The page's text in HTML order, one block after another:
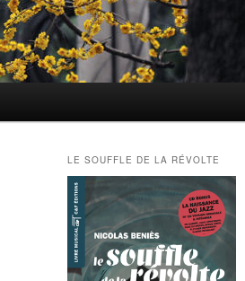
LE SOUFFLE DE LA RÉVOLTE